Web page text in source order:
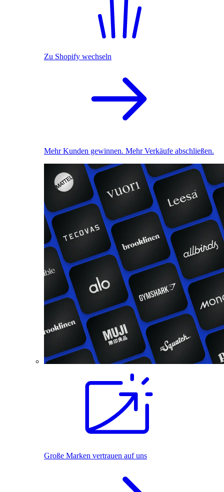
Zu Shopify wechseln
Mehr Kunden gewinnen. Mehr Verkäufe abschließen.
Große Marken vertrauen auf uns